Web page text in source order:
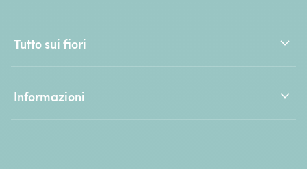
Tutto sui fiori
Informazioni